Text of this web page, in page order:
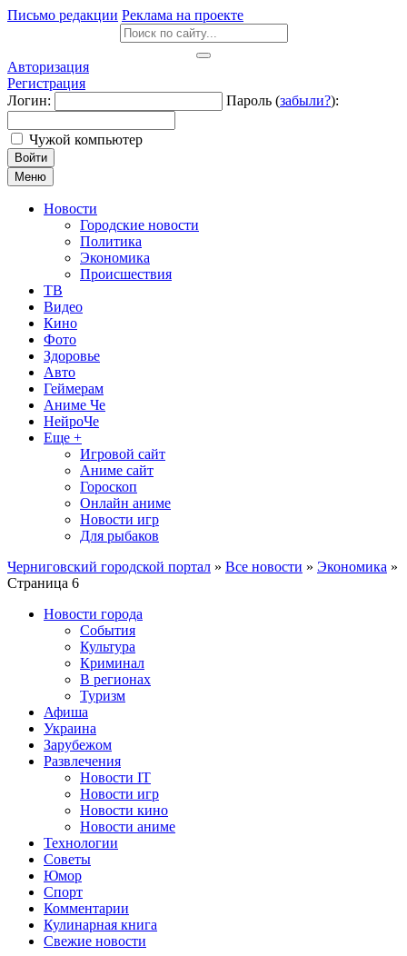
Письмо редакции Реклама на проекте
Авторизация
Регистрация
Логин:
Пароль (забыли?):
Чужой компьютер
Войти
Меню
Новости
Городские новости
Политика
Экономика
Происшествия
ТВ
Видео
Кино
Фото
Здоровье
Авто
Геймерам
Аниме Че
НейроЧе
Еще +
Игровой сайт
Аниме сайт
Гороскоп
Онлайн аниме
Новости игр
Для рыбаков
Черниговский городской портал » Все новости » Экономика »
Страница 6
Новости города
События
Культура
Криминал
В регионах
Туризм
Афиша
Украина
Зарубежом
Развлечения
Новости IT
Новости игр
Новости кино
Новости аниме
Технологии
Советы
Юмор
Спорт
Комментарии
Кулинарная книга
Свежие новости